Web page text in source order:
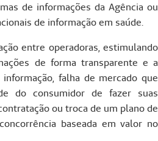
de informações da Agência ou
de informação em saúde.
entre operadoras, estimulando
de forma transparente e a
falha de mercado que
do consumidor de fazer suas
ou troca de um plano de
baseada em valor no